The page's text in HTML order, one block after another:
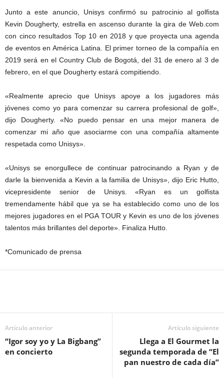
Junto a este anuncio, Unisys confirmó su patrocinio al golfista
Kevin Dougherty, estrella en ascenso durante la gira de Web.com
con cinco resultados Top 10 en 2018 y que proyecta una agenda
de eventos en América Latina. El primer torneo de la compañía en
2019 será en el Country Club de Bogotá, del 31 de enero al 3 de
febrero, en el que Dougherty estará compitiendo.
«Realmente aprecio que Unisys apoye a los jugadores más
jóvenes como yo para comenzar su carrera profesional de golf»,
dijo Dougherty. «No puedo pensar en una mejor manera de
comenzar mi año que asociarme con una compañía altamente
respetada como Unisys».
«Unisys se enorgullece de continuar patrocinando a Ryan y de
darle la bienvenida a Kevin a la familia de Unisys», dijo Eric Hutto,
vicepresidente senior de Unisys. «Ryan es un golfista
tremendamente hábil que ya se ha establecido como uno de los
mejores jugadores en el PGA TOUR y Kevin es uno de los jóvenes
talentos más brillantes del deporte». Finaliza Hutto.
*Comunicado de prensa
Artículo anterior
“Igor soy yo y La Bigbang”
en concierto
Artículo siguiente
Llega a El Gourmet la
segunda temporada de “El
pan nuestro de cada día”